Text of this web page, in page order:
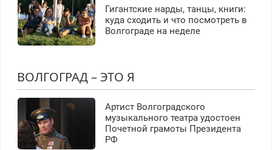
Гигантские нарды, танцы, книги:
куда сходить и что посмотреть в
Волгограде на неделе
ВОЛГОГРАД – ЭТО Я
Артист Волгоградского
музыкального театра удостоен
Почетной грамоты Президента
РФ